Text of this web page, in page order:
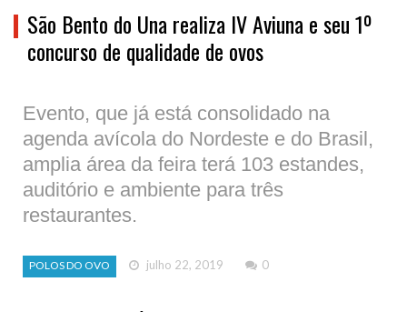
São Bento do Una realiza IV Aviuna e seu 1º
concurso de qualidade de ovos
Evento, que já está consolidado na
agenda avícola do Nordeste e do Brasil,
amplia área da feira terá 103 estandes,
auditório e ambiente para três
restaurantes.
POLOS DO OVO julho 22, 2019 0